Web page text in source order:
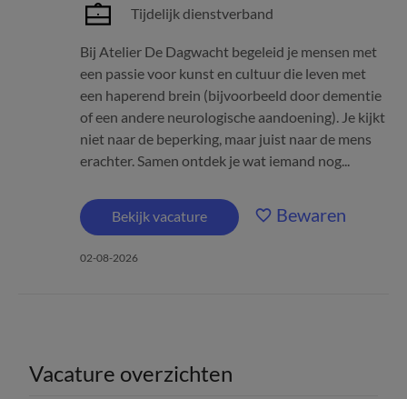
Tijdelijk dienstverband
Bij Atelier De Dagwacht begeleid je mensen met
een passie voor kunst en cultuur die leven met
een haperend brein (bijvoorbeeld door dementie
of een andere neurologische aandoening). Je kijkt
niet naar de beperking, maar juist naar de mens
erachter. Samen ontdek je wat iemand nog...
Bekijk vacature Bewaren
02-08-2026
Vacature overzichten